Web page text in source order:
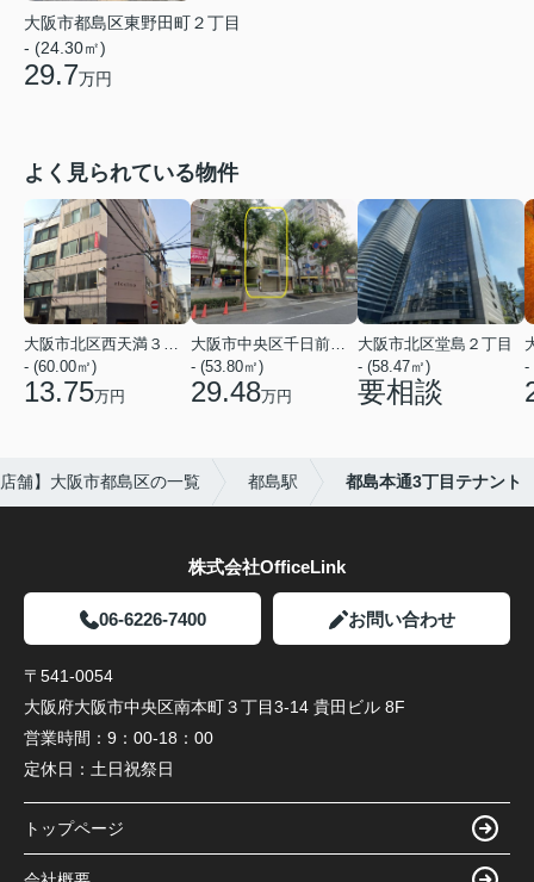
大阪市都島区東野田町２丁目
- (24.30㎡)
29.7万円
よく見られている物件
大阪市北区西天満３丁目
- (60.00㎡)
13.75万円
大阪市中央区千日前１丁目
- (53.80㎡)
29.48万円
大阪市北区堂島２丁目
- (58.47㎡)
要相談
-
舗】大阪市都島区の一覧 都島駅 都島本通3丁目テナント
株式会社OfficeLink
06-6226-7400 お問い合わせ
〒541-0054
大阪府大阪市中央区南本町３丁目3-14 貴田ビル 8F
営業時間： 9：00-18：00
定休日： 土日祝祭日
トップページ